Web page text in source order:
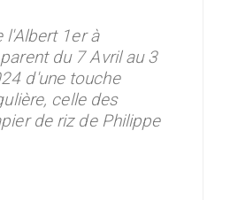
l'Albert 1er à
du 7 Avril au 3
d'une touche
celle des
de riz de Philippe